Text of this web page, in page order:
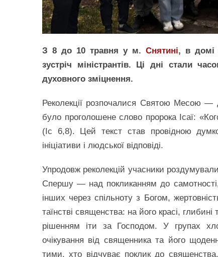
З 8 до 10 травня у м. Снятині, в домі
зустріч міністрантів. Ці дні стали
духовного зміцнення.
Реколекції розпочалися Святою Месою
було проголошене слово пророка Ісаї:
(Іс 6,8). Цей текст став провідною
ініціативи і людської відповіді.
Упродовж реколекцій учасники
Спершу — над покликанням до
інших через спільноту з Богом,
таїнстві священства: на його красі,
рішенням іти за Господом. У групах
очікування від священника та його
тими, хто відчуває поклик до